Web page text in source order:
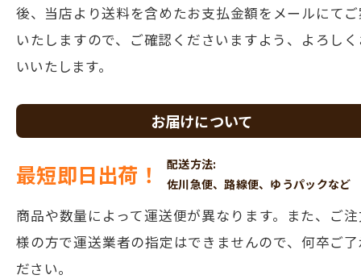
後、当店より送料を含めたお支払金額をメールにて
いたしますので、ご確認くださいますよう、よろし
いいたします。
お届けについて
最短即日出荷！
配送方法:
佐川急便、路線便、ゆうパックなど
商品や数量によって運送便が異なります。また、ご
様の方で運送業者の指定はできませんので、何卒ご
ださい。